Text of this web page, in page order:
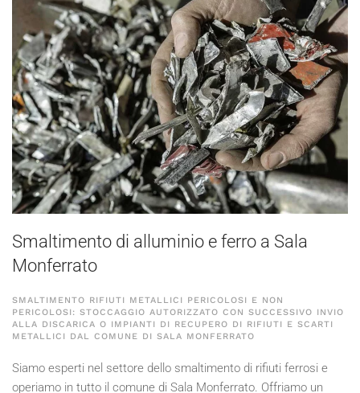
Smaltimento di alluminio e ferro a Sala
Monferrato
SMALTIMENTO RIFIUTI METALLICI PERICOLOSI E NON
PERICOLOSI: STOCCAGGIO AUTORIZZATO CON SUCCESSIVO INVIO
ALLA DISCARICA O IMPIANTI DI RECUPERO DI RIFIUTI E SCARTI
METALLICI DAL COMUNE DI SALA MONFERRATO
Siamo esperti nel settore dello smaltimento di rifiuti ferrosi e
operiamo in tutto il comune di Sala Monferrato. Offriamo un